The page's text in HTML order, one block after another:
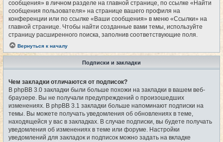
сообщения» в личном разделе на главной странице, по ссылке «Найти
сообщения пользователя» на странице вашего профиля на
конференции или по ссылке «Ваши сообщения» в меню «Ссылки» на
главной странице. Чтобы найти созданные вами темы, используйте
страницу расширенного поиска, заполнив соответствующие поля.
Вернуться к началу
Подписки и закладки
Чем закладки отличаются от подписок?
В phpBB 3.0 закладки были больше похожи на закладки в вашем веб-
браузере. Вы не получали предупреждений о произошедших
изменениях. В phpBB 3.1 закладки больше напоминают подписки на
темы. Вы можете получать уведомления об обновлениях в теме,
находящейся у вас в закладках. В случае подписки, вы будете получать
уведомления об изменениях в теме или форуме. Настройки
уведомлений для закладок и подписок можно задать на вкладке